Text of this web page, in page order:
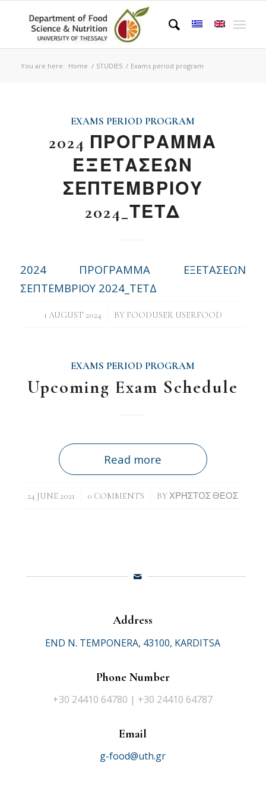
You are here: Home / STUDIES / Exams period program
EXAMS PERIOD PROGRAM
2024 ΠΡΟΓΡΑΜΜΑ
ΕΞΕΤΑΣΕΩΝ
ΣΕΠΤΕΜΒΡΙΟΥ
2024_ΤΕΤΔ
2024 ΠΡΟΓΡΑΜΜΑ ΕΞΕΤΑΣΕΩΝ
ΣΕΠΤΕΜΒΡΙΟΥ 2024_ΤΕΤΔ
1 AUGUST 2024
/ BY FOODUSER USERFOOD
EXAMS PERIOD PROGRAM
Upcoming Exam Schedule
Read more
24 JUNE 2021
/ 0 COMMENTS
/ BYΧΡΉΣΤΟΣ ΘΈΟΣ
Address
END N. TEMPONERA, 43100, KARDITSA
Phone Number
+30 24410 64780 | +30 24410 64787
Email
g-food@uth.gr